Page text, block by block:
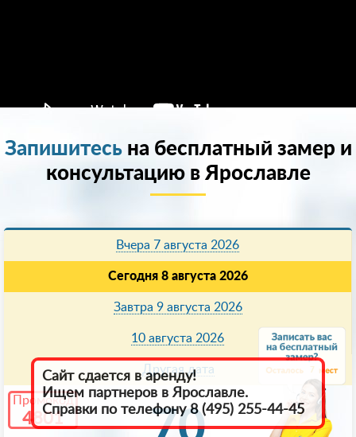
7
Промокод
4801
Запишитесьна бесплатный замер и
консультацию в Ярославле
Вчера 7 августа 2026
Сегодня 8 августа 2026
Завтра 9 августа 2026
10 августа 2026
Другая дата
Сайт сдается в аренду!
Ищем партнеров в Ярославле.
Справки по телефону 8 (495) 255-44-45